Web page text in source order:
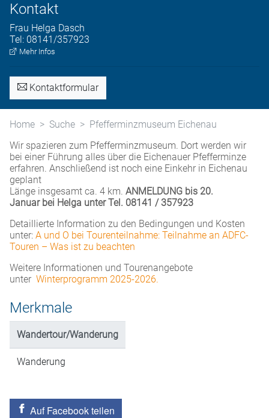
Kontakt
Frau Helga Dasch
Tel: 08141/357923
Mehr Infos
Kontaktformular
Home Suche
Pfefferminzmuseum Eichenau
Wir spazieren zum Pfefferminzmuseum. Dort werden wir
bei einer Führung alles über die Eichenauer Pfefferminze
erfahren. Anschließend ist noch eine Einkehr in Eichenau
geplant
Länge insgesamt ca. 4 km. ANMELDUNG bis 20.
Januar bei Helga unter Tel. 08141 / 357923
Detaillierte Information zu den Bedingungen und Kosten
unter: A und O bei Tourenteilnahme: Teilnahme an ADFC-
Touren – Was ist zu beachten
Weitere Informationen und Tourenangebote
unter Winterprogramm 2025-2026.
Merkmale
Wandertour/Wanderung
Wanderung
Auf Facebook teilen